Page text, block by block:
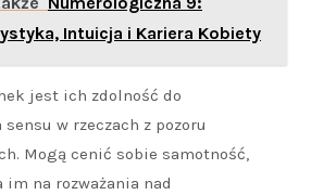
Intuicja i Kariera Kobiety
jest ich zdolność do
w rzeczach z pozoru
Mogą cenić sobie samotność,
im na rozważania nad